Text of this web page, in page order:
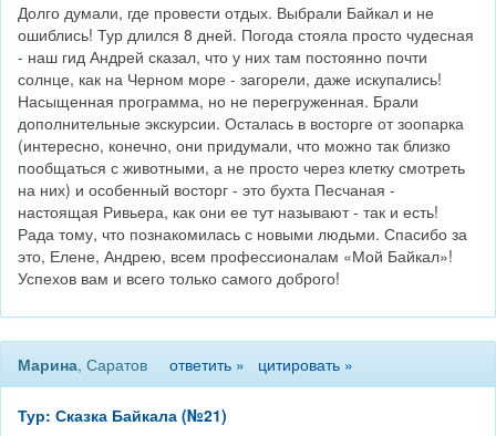
Долго думали, где провести отдых. Выбрали Байкал и не
ошиблись! Тур длился 8 дней. Погода стояла просто чудесная
- наш гид Андрей сказал, что у них там постоянно почти
солнце, как на Черном море - загорели, даже искупались!
Насыщенная программа, но не перегруженная. Брали
дополнительные экскурсии. Осталась в восторге от зоопарка
(интересно, конечно, они придумали, что можно так близко
пообщаться с животными, а не просто через клетку смотреть
на них) и особенный восторг - это бухта Песчаная -
настоящая Ривьера, как они ее тут называют - так и есть!
Рада тому, что познакомилась с новыми людьми. Спасибо за
это, Елене, Андрею, всем профессионалам «Мой Байкал»!
Успехов вам и всего только самого доброго!
Марина, Саратов ответить » цитировать »
Тур: Сказка Байкала (№21)